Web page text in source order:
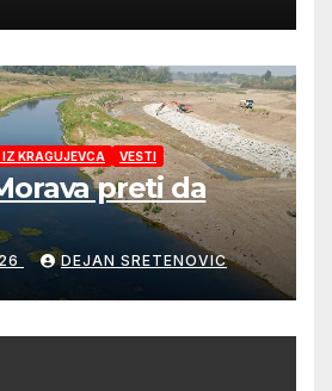
IZ KRAGUJEVCA VESTI
preti da
DEJAN SRETENOVIC